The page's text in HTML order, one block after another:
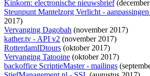
Kinkorn: electronische nieuwsbrief
Steunpunt Mantelzorg Verlicht -
2017)
Vervanging Dagobah (november 2017)
kather.tv - API v2 (november 2017)
RotterdamIDtours (oktober 2017)
Vervanging Tatooine (oktober 2017)
backoffice ScriptieMaster - mailings